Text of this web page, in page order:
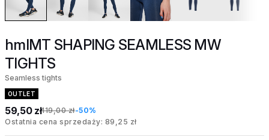
hmlMT SHAPING SEAMLESS MW
TIGHTS
Seamless tights
OUTLET
59,50 zł119,00 zł-50%
Ostatnia cena sprzedaży: 89,25 zł